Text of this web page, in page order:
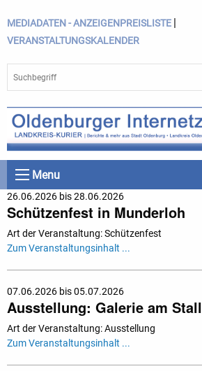
MEDIADATEN - ANZEIGENPREISLISTE |
VERANSTALTUNGSKALENDER
Menu
26.06.2026 bis 28.06.2026
Schützenfest in Munderloh
Art der Veranstaltung: Schützenfest
Zum Veranstaltungsinhalt ...
07.06.2026 bis 05.07.2026
Ausstellung: Galerie am Stall
Art der Veranstaltung: Ausstellung
Zum Veranstaltungsinhalt ...